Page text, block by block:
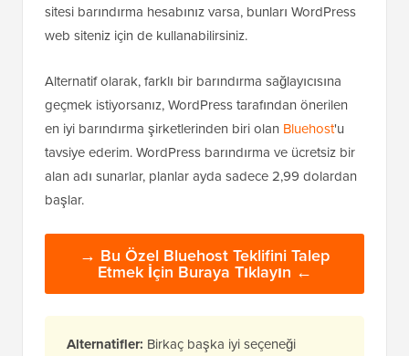
sitesi barındırma hesabınız varsa, bunları WordPress
web siteniz için de kullanabilirsiniz.
Alternatif olarak, farklı bir barındırma sağlayıcısına
geçmek istiyorsanız, WordPress tarafından önerilen
en iyi barındırma şirketlerinden biri olan Bluehost'u
tavsiye ederim. WordPress barındırma ve ücretsiz bir
alan adı sunarlar, planlar ayda sadece 2,99 dolardan
başlar.
→ Bu Özel Bluehost Teklifini Talep
Etmek İçin Buraya Tıklayın ←
Alternatifler: Birkaç başka iyi seçeneği